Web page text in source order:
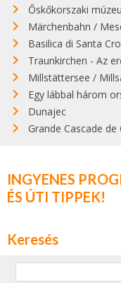
Őskőkorszaki
Märchenbahn /
Basilica di Santa
Traunkirchen - Az
Millstättersee /
Egy lábbal három
Dunajec
Grande Cascade de
INGYENES
ÉS ÚTI TIPPEK!
Keresés